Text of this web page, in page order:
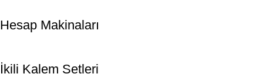
Hesap Makinaları
İkili Kalem Setleri